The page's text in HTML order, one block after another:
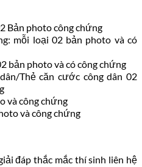
Bản photo công chứng
mỗi loại 02 bản photo và có
bản photo và có công chứng
Thẻ căn cước công dân 02
và công chứng
và công chứng
đáp thắc mắc thí sinh liên hệ